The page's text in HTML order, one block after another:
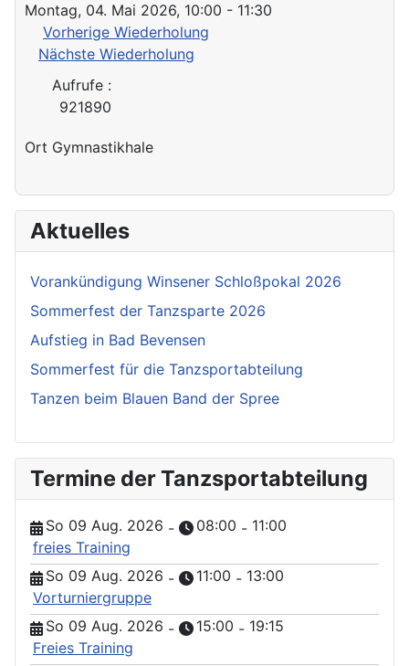
Montag, 04. Mai 2026, 10:00 - 11:30
Vorherige Wiederholung
Nächste Wiederholung
Aufrufe:
921890
Ort Gymnastikhale
Aktuelles
Vorankündigung Winsener Schloßpokal 2026
Sommerfest der Tanzsparte 2026
Aufstieg in Bad Bevensen
Sommerfest für die Tanzsportabteilung
Tanzen beim Blauen Band der Spree
Termine der Tanzsportabteilung
So 09 Aug. 2026 - 08:00 - 11:00
freies Training
So 09 Aug. 2026 - 11:00 - 13:00
Vorturniergruppe
So 09 Aug. 2026 - 15:00 - 19:15
Freies Training